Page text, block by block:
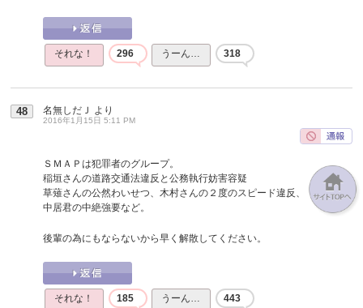
それな！ 296 うーん… 318
48 名無しだＪ より
2016年1月15日 5:11 PM
ＳＭＡＰは犯罪者のグループ。
稲垣さんの道路交通法違反と公務執行妨害容疑
草薙さんの公然わいせつ、木村さんの２度のスピード違反、
中居君の中絶強要など。
後輩の為にもならないから早く解散してください。
それな！ 185 うーん… 443